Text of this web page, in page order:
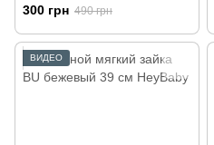
300 грн 490 грн
ВИДЕО